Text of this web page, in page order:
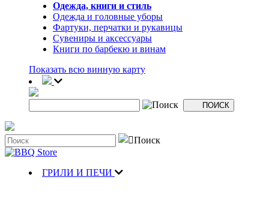
Одежда, книги и стиль
Одежда и головные уборы
Фартуки, перчатки и рукавицы
Сувениры и аксессуары
Книги по барбекю и винам
Показать всю винную карту
ГРИЛИ И ПЕЧИ